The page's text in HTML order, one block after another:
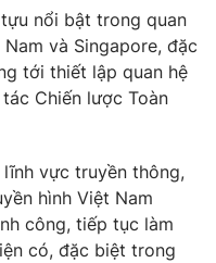
nổi bật trong quan
và Singapore, đặc
tới thiết lập quan hệ
Chiến lược Toàn
vực truyền thông,
hình Việt Nam
công, tiếp tục làm
có, đặc biệt trong